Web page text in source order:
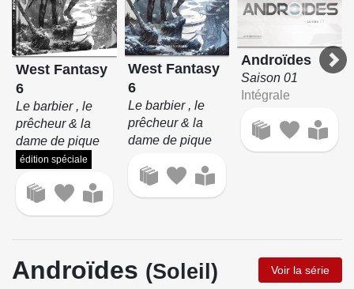
West Fantasy
6
Le barbier , le
prêcheur & la
dame de pique
édition spéciale
West Fantasy
6
Le barbier , le
prêcheur & la
dame de pique
Androïdes
Saison 01
Intégrale
Androïdes (Soleil) Voir la série